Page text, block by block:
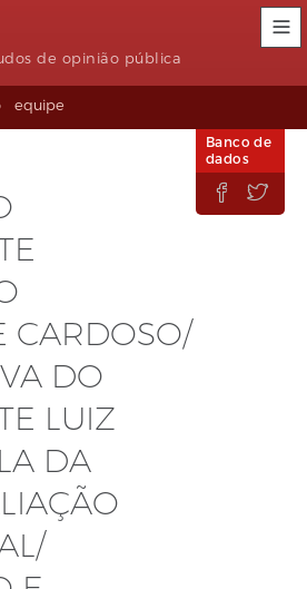
de opinião pública
equipe
CARDOSO/
DO
LUIZ
DA
Banco de
dados
 